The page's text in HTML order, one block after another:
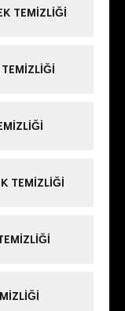
TEMIZLIĞI
TEMIZLIĞI